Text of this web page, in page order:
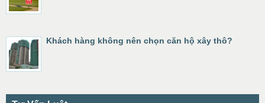
Khách hàng không nên chọn căn hộ xây thô?